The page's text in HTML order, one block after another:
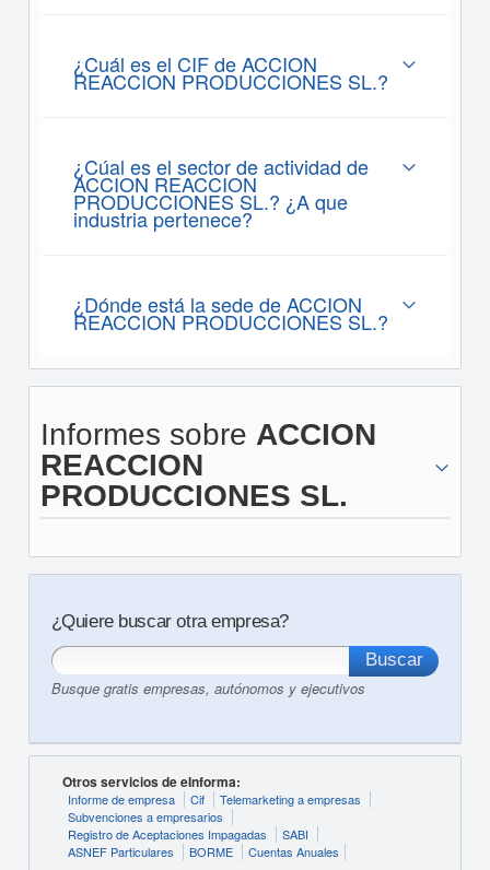
¿Cuál es el CIF de ACCION
REACCION PRODUCCIONES SL.?
¿Cúal es el sector de actividad de
ACCION REACCION
PRODUCCIONES SL.? ¿A que
industria pertenece?
¿Dónde está la sede de ACCION
REACCION PRODUCCIONES SL.?
Informes sobre ACCION
REACCION
PRODUCCIONES SL.
¿Quiere buscar otra empresa?
Busque gratis empresas, autónomos y ejecutivos
Otros servicios de eInforma:
Informe de empresa Cif
Telemarketing a empresas
Subvenciones a empresarios
Registro de Aceptaciones Impagadas
SABI
ASNEF Particulares
BORME Cuentas Anuales